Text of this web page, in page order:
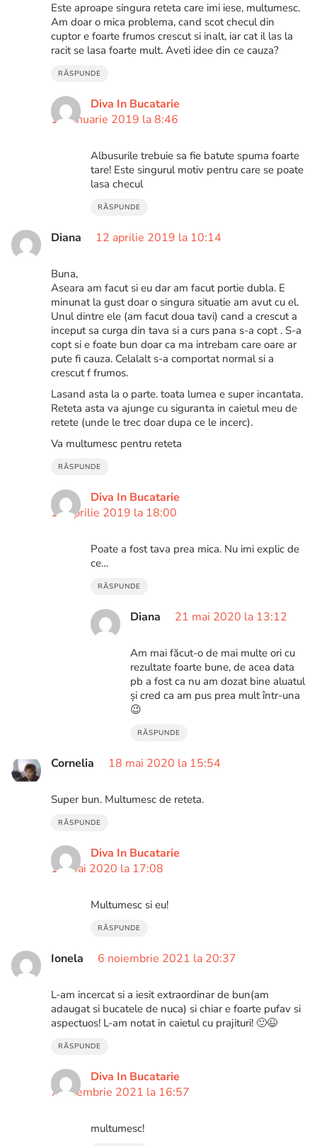
Este aproape singura reteta care imi iese, multumesc.
Am doar o mica problema, cand scot checul din
cuptor e foarte frumos crescut si inalt, iar cat il las la
racit se lasa foarte mult. Aveti idee din ce cauza?
RĂSPUNDE
Diva In Bucatarie
11 ianuarie 2019 la 8:46
Albusurile trebuie sa fie batute spuma foarte
tare! Este singurul motiv pentru care se poate
lasa checul
RĂSPUNDE
Diana 12 aprilie 2019 la 10:14
Buna,
Aseara am facut si eu dar am facut portie dubla. E
minunat la gust doar o singura situatie am avut cu el.
Unul dintre ele (am facut doua tavi) cand a crescut a
inceput sa curga din tava si a curs pana s-a copt . S-a
copt si e foate bun doar ca ma intrebam care oare ar
pute fi cauza. Celalalt s-a comportat normal si a
crescut f frumos.
Lasand asta la o parte. toata lumea e super incantata.
Reteta asta va ajunge cu siguranta in caietul meu de
retete (unde le trec doar dupa ce le incerc).
Va multumesc pentru reteta
RĂSPUNDE
Diva In Bucatarie
12 aprilie 2019 la 18:00
Poate a fost tava prea mica. Nu imi explic de
ce…
RĂSPUNDE
Diana 21 mai 2020 la 13:12
Am mai făcut-o de mai multe ori cu
rezultate foarte bune, de acea data
pb a fost ca nu am dozat bine aluatul
și cred ca am pus prea mult într-una
😉
RĂSPUNDE
Cornelia 18 mai 2020 la 15:54
Super bun. Multumesc de reteta.
RĂSPUNDE
Diva In Bucatarie
18 mai 2020 la 17:08
Multumesc si eu!
RĂSPUNDE
Ionela 6 noiembrie 2021 la 20:37
L-am incercat si a iesit extraordinar de bun(am
adaugat si bucatele de nuca) si chiar e foarte pufav si
aspectuos! L-am notat in caietul cu prajituri! 🙂😉
RĂSPUNDE
Diva In Bucatarie
7 noiembrie 2021 la 16:57
multumesc!